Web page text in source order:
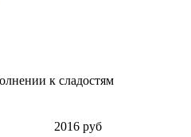
к сладостям
2016 руб